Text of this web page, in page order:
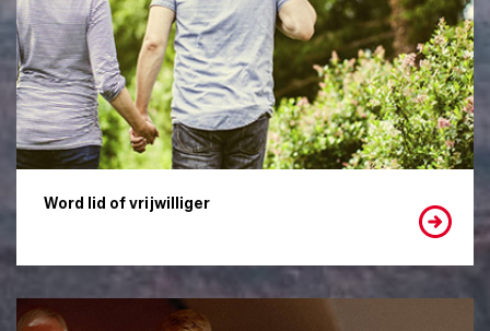
Word lid of vrijwilliger